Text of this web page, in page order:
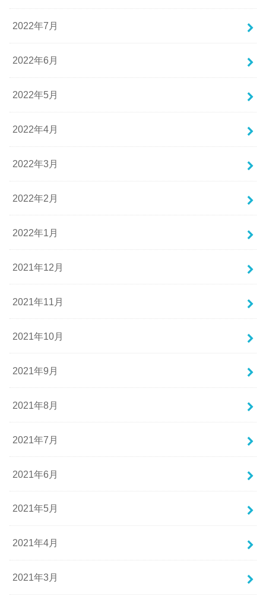
2022年7月
2022年6月
2022年5月
2022年4月
2022年3月
2022年2月
2022年1月
2021年12月
2021年11月
2021年10月
2021年9月
2021年8月
2021年7月
2021年6月
2021年5月
2021年4月
2021年3月